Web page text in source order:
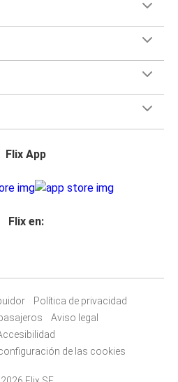
Flix App
Flix en:
Política de privacidad
Aviso legal
de las cookies